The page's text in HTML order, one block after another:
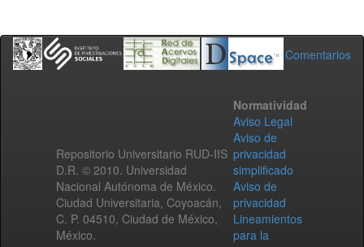
Comentarios
Repositorio Universitario RUD-IIS
D.R. © 2010. Universidad
Nacional Autónoma de México.
Ciudad Universitaria, Coyoacán,
C. P. 04510, Ciudad de México,
México.
Normatividad
Aviso Legal
Aviso de
privacidad
simplificado
Aviso de
privacidad
Lineamientos
para la